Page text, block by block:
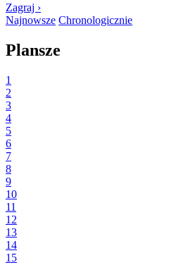
Zagraj ›
Najnowsze Chronologicznie
Plansze
1
2
3
4
5
6
7
8
9
10
11
12
13
14
15